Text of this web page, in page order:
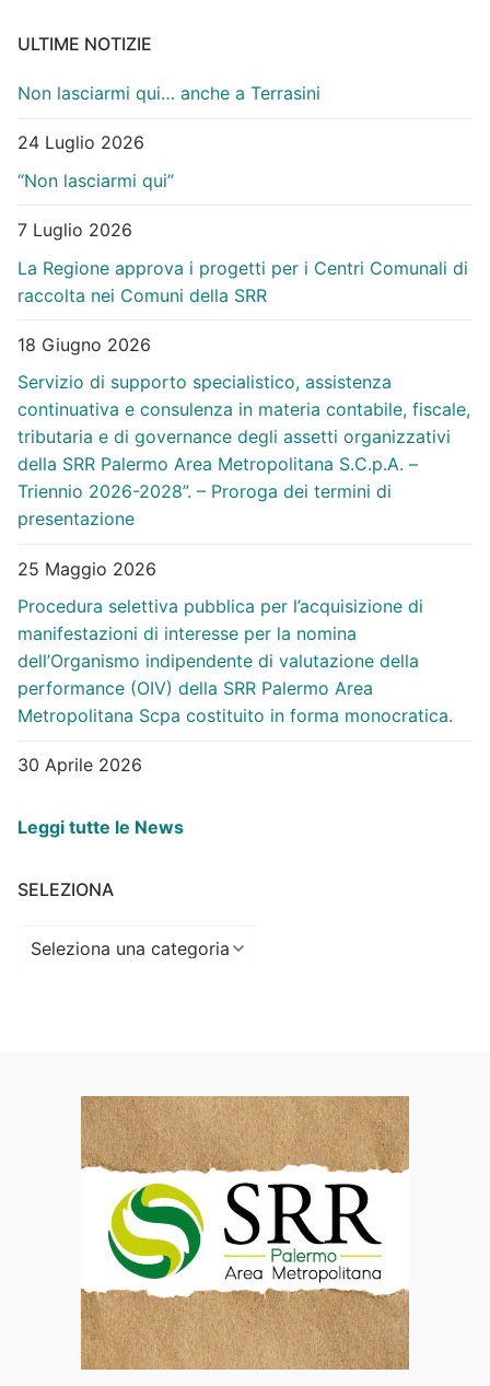
ULTIME NOTIZIE
Non lasciarmi qui… anche a Terrasini
24 Luglio 2026
“Non lasciarmi qui”
7 Luglio 2026
La Regione approva i progetti per i Centri Comunali di
raccolta nei Comuni della SRR
18 Giugno 2026
Servizio di supporto specialistico, assistenza
continuativa e consulenza in materia contabile, fiscale,
tributaria e di governance degli assetti organizzativi
della SRR Palermo Area Metropolitana S.C.p.A. –
Triennio 2026-2028”. – Proroga dei termini di
presentazione
25 Maggio 2026
Procedura selettiva pubblica per l’acquisizione di
manifestazioni di interesse per la nomina
dell’Organismo indipendente di valutazione della
performance (OIV) della SRR Palermo Area
Metropolitana Scpa costituito in forma monocratica.
30 Aprile 2026
Leggi tutte le News
SELEZIONA
Seleziona